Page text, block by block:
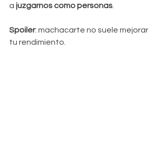
a juzgarnos como personas
Spoiler: machacarte no suele mejorar
tu rendimiento.